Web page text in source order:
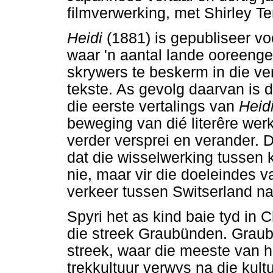
filmverwerking, met Shirley
Heidi (1881) is gepubliseer
waar 'n aantal lande
skrywers te beskerm in die
tekste. As gevolg daarvan is
die eerste vertalings van
beweging van dié literêre
verder versprei en verander.
dat die wisselwerking tussen
nie, maar vir die doeleindes
verkeer tussen Switserland
Spyri het as kind baie tyd in
die streek Graubünden.
streek, waar die meeste van
trekkultuur verwys na die